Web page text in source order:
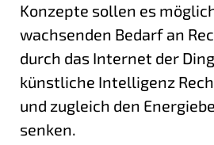
Konzepte sollen es
wachsenden Bedarf an
durch das Internet der
künstliche Intelligenz
und zugleich den
senken.